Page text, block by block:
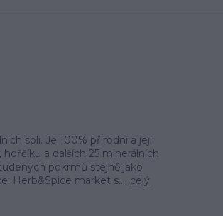
solí. Je 100% přírodní a její
a dalších 25 minerálních
pokrmů stejně jako
Herb&Spice market s.... celý